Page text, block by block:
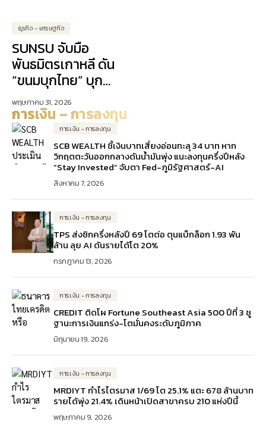
ธุรกิจ - เศรษฐกิจ
SUNSU จับมือ
พันธมิตรเกาหลี ดัน
“ขนมบุกไทย” บุก
ตลาดเอเชีย
พฤษภาคม 31, 2026
การเงิน – การลงทุน
การเงิน - การลงทุน
SCB WEALTH ชี้เงินบาทเสี่ยงอ่อนทะลุ 34 บาท หาก
วิกฤตตะวันออกกลางดันน้ำมันพุ่ง แนะลงทุนครึ่งปีหลัง
“Stay Invested” จับตา Fed-ภูมิรัฐศาสตร์-AI
สิงหาคม 7, 2026
การเงิน - การลงทุน
TPS ส่งซิกครึ่งหลังปี 69 โตต่อ ตุนแบ็กล็อก 1.93 พัน
ล้าน ลุย AI ดันรายได้โต 20%
กรกฎาคม 13, 2026
การเงิน - การลงทุน
CREDIT ติดโผ Fortune Southeast Asia 500 ปีที่ 3 ชู
ฐานะการเงินแกร่ง-โตมั่นคงระดับภูมิภาค
มิถุนายน 19, 2026
การเงิน - การลงทุน
MRDIYT กำไรไตรมาส 1/69 โต 25.1% แตะ 678 ล้านบาท
รายได้พุ่ง 21.4% เดินหน้าเปิดสาขาครบ 210 แห่งปีนี้
พฤษภาคม 9, 2026